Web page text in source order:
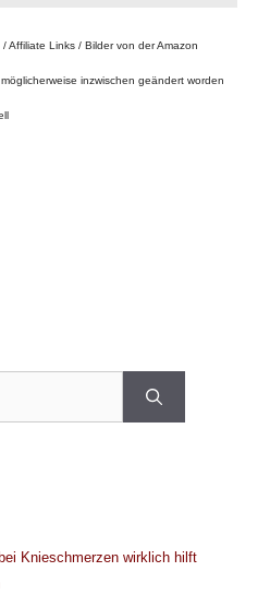
Affiliate Links / Bilder von der Amazon
inzwischen geändert worden
Knieschmerzen wirklich hilft